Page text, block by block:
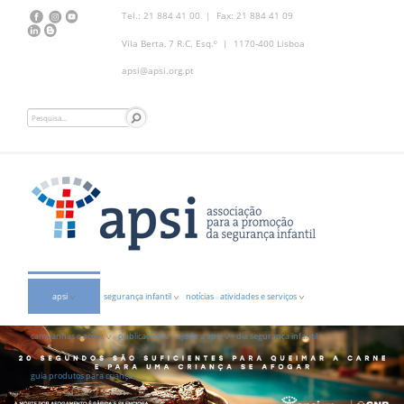
Tel.: 21 884 41 00 | Fax: 21 884 41 09
Vila Berta, 7 R.C. Esq.º | 1170-400 Lisboa
apsi@apsi.org.pt
apsi segurança infantil notícias atividades e serviços
campanhas e ações publicações ajude a apsi dia segurança infantil
guia produtos para crianças